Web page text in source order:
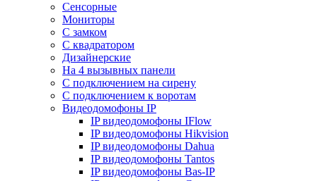
Сенсорные
Мониторы
С замком
C квадратором
Дизайнерские
На 4 вызывных панели
С подключением на сирену
С подключением к воротам
Видеодомофоны IP
IP видеодомофоны IFlow
IP видеодомофоны Hikvision
IP видеодомофоны Dahua
IP видеодомофоны Tantos
IP видеодомофоны Bas-IP